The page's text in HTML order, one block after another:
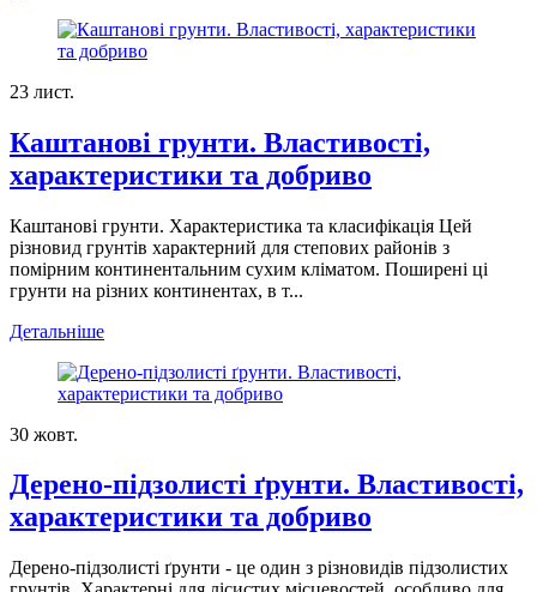
23 лист.
Каштанові грунти. Властивості,
характеристики та добриво
Каштанові грунти. Характеристика та класифікація Цей
різновид грунтів характерний для степових районів з
помірним континентальним сухим кліматом. Поширені ці
грунти на різних континентах, в т...
Детальніше
30 жовт.
Дерено-підзолисті ґрунти. Властивості,
характеристики та добриво
Дерено-підзолисті ґрунти - це один з різновидів підзолистих